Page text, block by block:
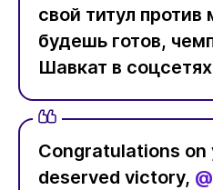
свой титул против
будешь готов,
Шавкат в
Congratulations on
deserved victory,